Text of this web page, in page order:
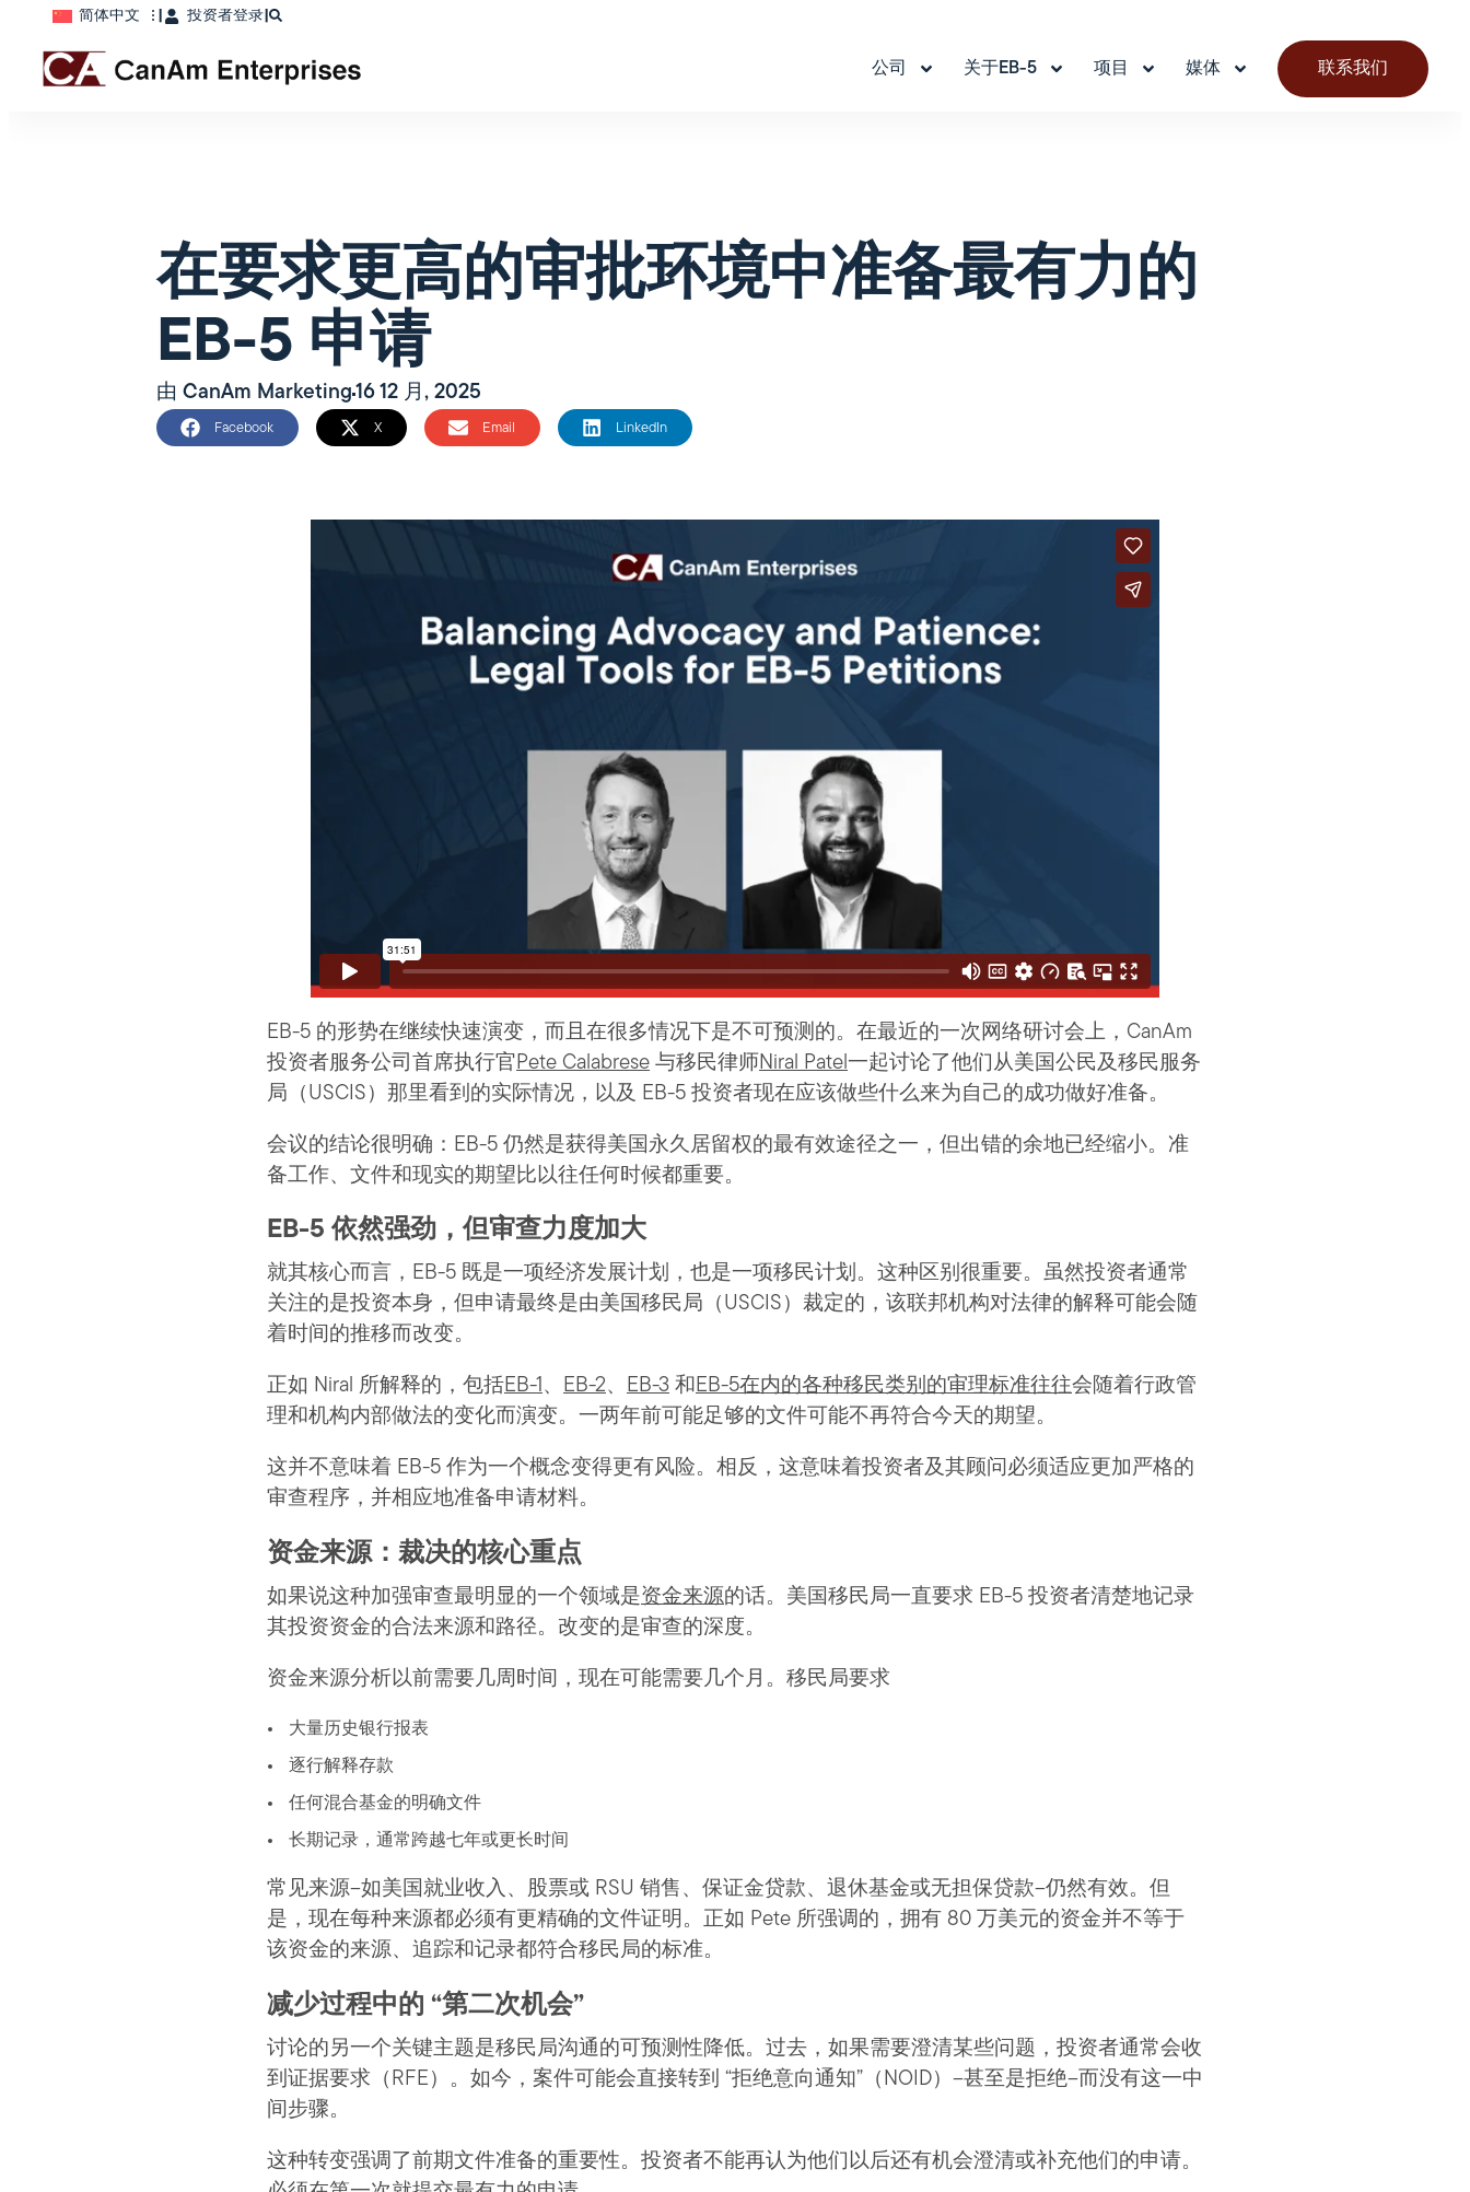
简体中文 投资者登录 |
公司 关于EB-5 项目 媒体 联系我们
在要求更高的审批环境中准备最有力的
EB-5 申请
由 CanAm Marketing 16 12 月, 2025
Facebook X Email LinkedIn
EB-5 的形势在继续快速演变，而且在很多情况下是不可预测的。在最近的一次网络研讨会上，CanAm
投资者服务公司首席执行官 Pete Calabrese 与移民律师 Niral Patel 一起讨论了他们从美国公民及移民服务
局（USCIS）那里看到的实际情况，以及 EB-5 投资者现在应该做些什么来为自己的成功做好准备。
会议的结论很明确：EB-5 仍然是获得美国永久居留权的最有效途径之一，但出错的余地已经缩小。准
备工作、文件和现实的期望比以往任何时候都重要。
EB-5 依然强劲，但审查力度加大
就其核心而言，EB-5 既是一项经济发展计划，也是一项移民计划。这种区别很重要。虽然投资者通常
关注的是投资本身，但申请最终是由美国移民局（USCIS）裁定的，该联邦机构对法律的解释可能会随
着时间的推移而改变。
正如 Niral 所解释的，包括EB-1、 EB-2、 EB-3 和EB-5在内的各种移民类别的审理标准往往会随着行政管
理和机构内部做法的变化而演变。一两年前可能足够的文件可能不再符合今天的期望。
这并不意味着 EB-5 作为一个概念变得更有风险。相反，这意味着投资者及其顾问必须适应更加严格的
审查程序，并相应地准备申请材料。
资金来源：裁决的核心重点
如果说这种加强审查最明显的一个领域是资金来源的话。美国移民局一直要求 EB-5 投资者清楚地记录
其投资资金的合法来源和路径。改变的是审查的深度。
资金来源分析以前需要几周时间，现在可能需要几个月。移民局要求
大量历史银行报表
逐行解释存款
任何混合基金的明确文件
长期记录，通常跨越七年或更长时间
常见来源–如美国就业收入、股票或 RSU 销售、保证金贷款、退休基金或无担保贷款–仍然有效。但
是，现在每种来源都必须有更精确的文件证明。正如 Pete 所强调的，拥有 80 万美元的资金并不等于
该资金的来源、追踪和记录都符合移民局的标准。
减少过程中的 “第二次机会”
讨论的另一个关键主题是移民局沟通的可预测性降低。过去，如果需要澄清某些问题，投资者通常会收
到证据要求（RFE）。如今，案件可能会直接转到 “拒绝意向通知”（NOID）–甚至是拒绝–而没有这一中
间步骤。
这种转变强调了前期文件准备的重要性。投资者不能再认为他们以后还有机会澄清或补充他们的申请。